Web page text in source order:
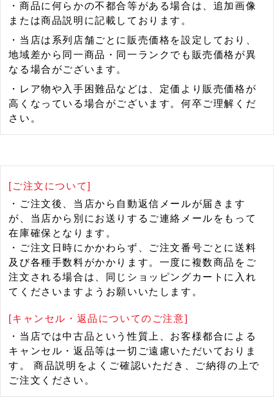
・商品に何らかの不都合等がある場合は、追加画像
または商品説明に記載しております。
・当店は系列店舗ごとに販売価格を設定しており、
地域差から同一商品・同一ランクでも販売価格が異
なる場合がございます。
・レア物や入手困難品などは、定価より販売価格が
高くなっている場合がございます。何卒ご理解くだ
さい。
[ご注文について]
・ご注文後、当店から自動返信メールが届きます
が、当店から別にお送りするご連絡メールをもって
在庫確保となります。
・ご注文日時にかかわらず、ご注文番号ごとに送料
及び各種手数料がかかります。一度に複数商品をご
注文される場合は、同じショッピングカートに入れ
てくださいますようお願いいたします。
[キャンセル・返品についてのご注意]
・当店では中古品という性質上、お客様都合による
キャンセル・返品等は一切ご遠慮いただいておりま
す。 商品説明をよくご確認いただき、ご納得の上で
ご注文ください。